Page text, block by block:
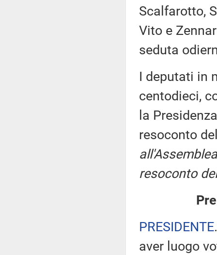
Scalfarotto,
Vito e
seduta
I deputati in
centodieci,
la
resoconto
resoconto
PRESIDENTE
aver luogo